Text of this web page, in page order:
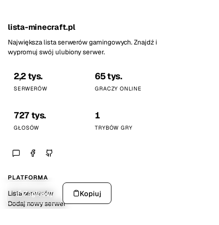
Zagłosuj Kopiuj
lista-minecraft.pl
Największa lista serwerów gamingowych. Znajdź i
wypromuj swój ulubiony serwer.
2,2 tys.
SERWERÓW
65 tys.
GRACZY ONLINE
727 tys.
GŁOSÓW
1
TRYBÓW GRY
PLATFORMA
Lista serwerów
Dodaj nowy serwer